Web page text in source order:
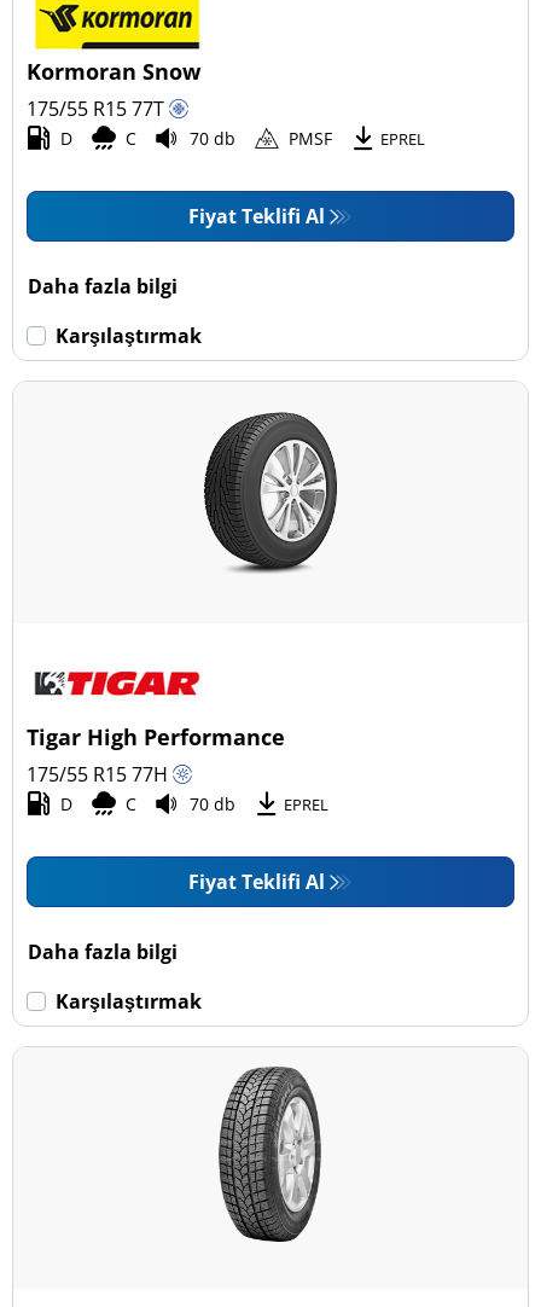
Kormoran Snow
175/55 R1577T
D C 70 db PMSF EPREL
Fiyat Teklifi Al
Daha fazla bilgi
Karşılaştırmak
Tigar High Performance
175/55 R1577H
D C 70 db EPREL
Fiyat Teklifi Al
Daha fazla bilgi
Karşılaştırmak